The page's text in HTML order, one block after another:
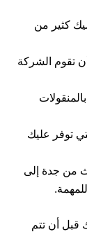
كثير من
تقوم الشركة
توفر عليك
من جدة إلى
قبل أن تتم